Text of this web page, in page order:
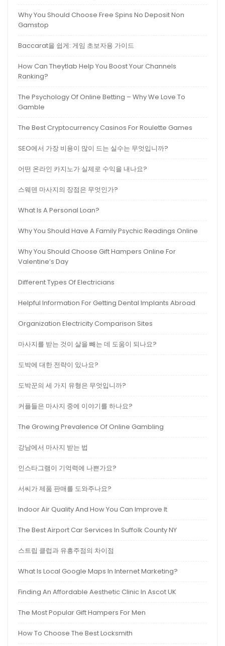
Why You Should Choose Free Spins No Deposit Non
Gamstop
Baccarat을 쉽게: 게임 초보자용 가이드
How Can Theytlab Help You Boost Your Channels
Ranking?
The Psychology Of Online Betting – Why We Love To
Gamble
The Best Cryptocurrency Casinos For Roulette Games
SEO에서 가장 비용이 많이 드는 실수는 무엇입니까?
어떤 온라인 카지노가 실제로 수익을 내나요?
스웨덴 마사지의 장점은 무엇인가?
What Is A Personal Loan?
Why You Should Have A Family Psychic Readings Online
Why You Should Choose Gift Hampers Online For
Valentine’s Day
Different Types Of Electricians
Helpful Information For Getting Dental Implants Abroad
Organization Electricity Comparison Sites
마사지를 받는 것이 살을 빼는 데 도움이 되나요?
도박에 대한 전략이 있나요?
도박꾼의 세 가지 유형은 무엇입니까?
커플들은 마사지 중에 이야기를 하나요?
The Growing Prevalence Of Online Gambling
강남에서 마사지 받는 법
인스타그램이 기억력에 나쁜가요?
서씨가 제품 판매를 도와주나요?
Indoor Air Quality And How You Can Improve It
The Best Airport Car Services In Suffolk County NY
스트립 클럽과 유흥주점의 차이점
What Is Local Google Maps In Internet Marketing?
Finding An Affordable Aesthetic Clinic In Ascot UK
The Most Popular Gift Hampers For Men
How To Choose The Best Locksmith